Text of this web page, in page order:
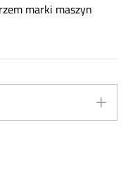
marki maszyn